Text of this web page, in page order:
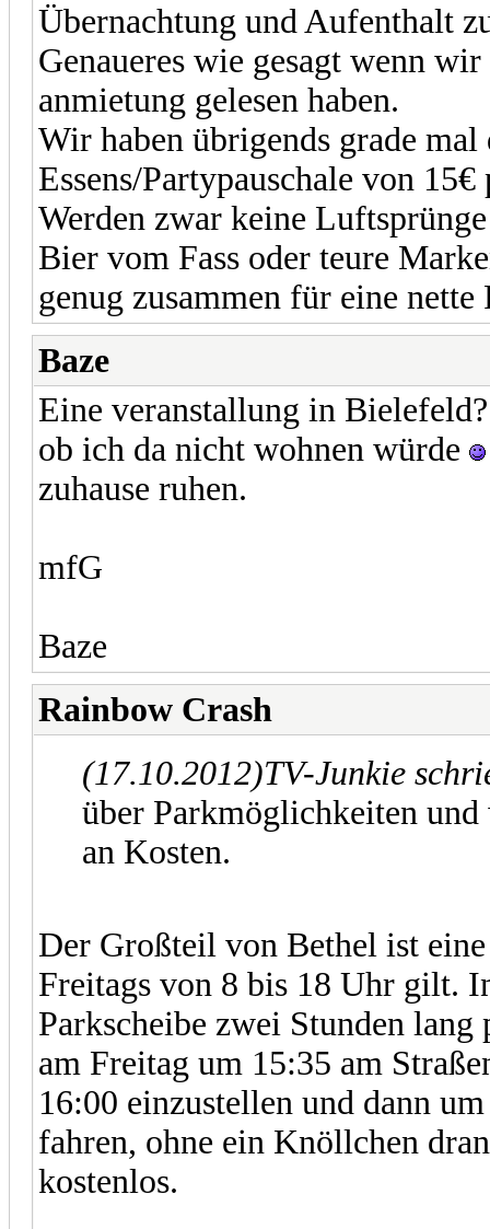
Übernachtung und Aufenthalt
Genaueres wie gesagt wenn
anmietung gelesen haben.
Wir haben übrigends grade mal
Essens/Partypauschale von
Werden zwar keine
Bier vom Fass oder teure
genug zusammen für eine
Baze
Eine veranstallung in
ob ich da nicht wohnen würde
zuhause ruhen.
mfG
Baze
Rainbow Crash
(17.10.2012)TV-Junkie
über Parkmöglichkeiten
an Kosten.
Der Großteil von Bethel ist
Freitags von 8 bis 18 Uhr gilt.
Parkscheibe zwei Stunden
am Freitag um 15:35 am
16:00 einzustellen und dann
fahren, ohne ein Knöllchen
kostenlos.